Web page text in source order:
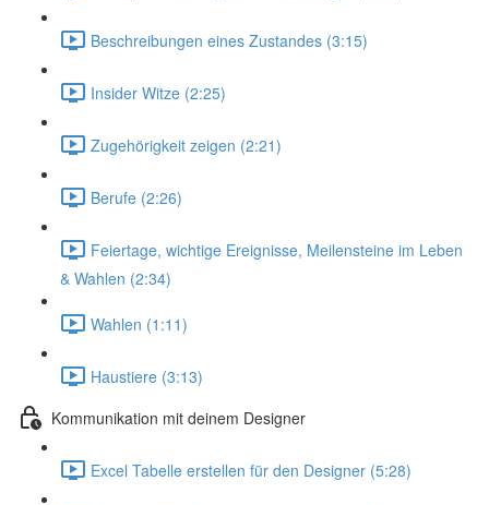
Beschreibungen eines Zustandes (3:15)
Insider Witze (2:25)
Zugehörigkeit zeigen (2:21)
Berufe (2:26)
Feiertage, wichtige Ereignisse, Meilensteine im Leben
& Wahlen (2:34)
Wahlen (1:11)
Haustiere (3:13)
Kommunikation mit deinem Designer
Excel Tabelle erstellen für den Designer (5:28)